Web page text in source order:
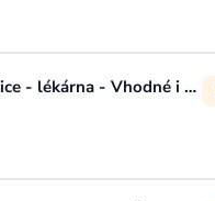
ÚKLIDOVÝ PRACOVNÍK/CE, České Budějovice - lékárna - Vhodné i pro OZP